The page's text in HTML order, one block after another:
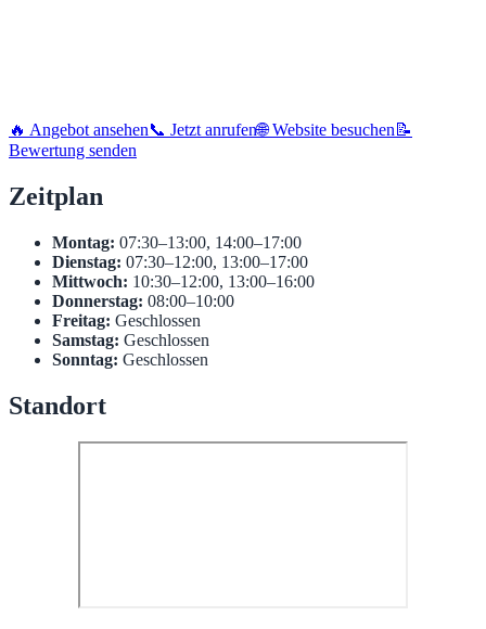
🔥 Angebot ansehen📞 Jetzt anrufen🌐 Website besuchen 📝
Bewertung senden
Zeitplan
Montag: 07:30–13:00, 14:00–17:00
Dienstag: 07:30–12:00, 13:00–17:00
Mittwoch: 10:30–12:00, 13:00–16:00
Donnerstag: 08:00–10:00
Freitag: Geschlossen
Samstag: Geschlossen
Sonntag: Geschlossen
Standort